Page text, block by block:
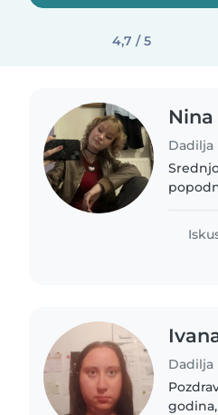
4,7 / 5
Nina
Dadilja
Dadilja
Pozdrav! Zovem se Ivana i dolazim iz